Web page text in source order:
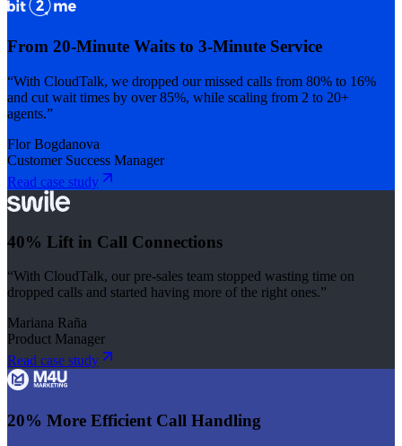
From 20-Minute Waits to 3-Minute Service
“With CloudTalk, we dropped our missed calls from 80% to 16%
and cut wait times by over 85%, while scaling from 2 to 20+
agents.”
Flor Bogdanova
Customer Success Manager
Read case study
40% Lift in Call Connections
“With CloudTalk, our pre-sales team stopped wasting time on
dropped calls and started having more of the right ones.”
Mariana Raña
Product Manager
Read case study
20% More Efficient Call Handling